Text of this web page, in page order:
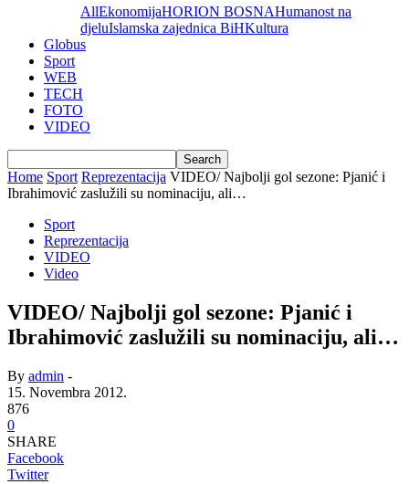
AllEkonomijaHORION BOSNAHumanost na
djeluIslamska zajednica BiHKultura
Globus
Sport
WEB
TECH
FOTO
VIDEO
Home Sport Reprezentacija VIDEO/ Najbolji gol sezone: Pjanić i
Ibrahimović zaslužili su nominaciju, ali…
Sport
Reprezentacija
VIDEO
Video
VIDEO/ Najbolji gol sezone: Pjanić i
Ibrahimović zaslužili su nominaciju, ali…
By admin -
15. Novembra 2012.
876
0
SHARE
Facebook
Twitter